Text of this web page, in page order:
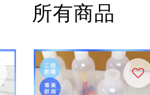
所有商品